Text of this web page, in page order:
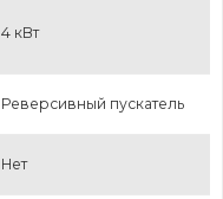
4 кВт
Реверсивный пускатель
Нет